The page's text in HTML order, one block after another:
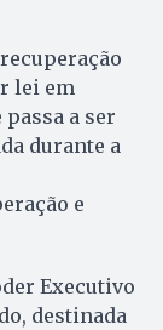
lei em
a ser
durante a
e
Executivo
destinada